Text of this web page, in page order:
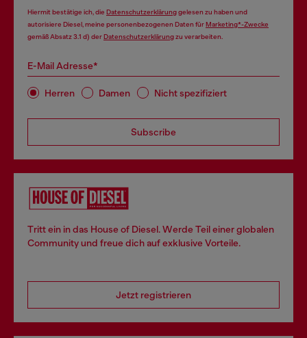
Hiermit bestätige ich, die Datenschutzerklärunggelesen zu haben und
autorisiere Diesel, meine personenbezogenen Daten fürMarketing*-Zwecke
gemäß Absatz 3.1 d) derDatenschutzerklärungzu verarbeiten.
E-Mail Adresse*
Herren Damen Nicht spezifiziert
Subscribe
Tritt ein in das House of Diesel. Werde Teil einer globalen
Community und freue dich auf exklusive Vorteile.
Jetzt registrieren